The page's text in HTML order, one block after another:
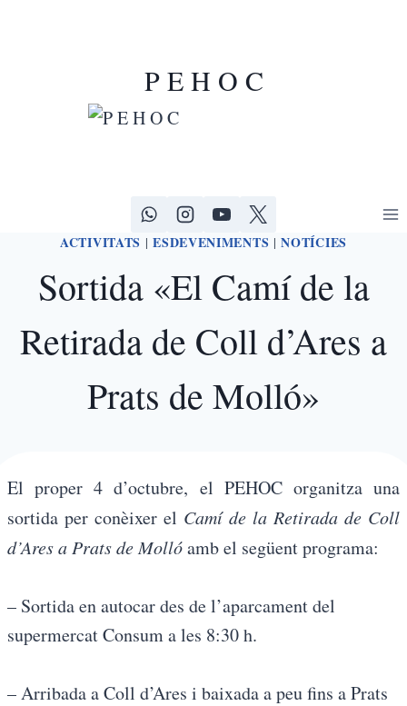
P E H O C
ACTIVITATS |ESDEVENIMENTS |NOTÍCIES
Sortida «El Camí de la
Retirada de Coll d’Ares a
Prats de Molló»
El proper 4 d’octubre, el PEHOC organitza una
sortida per conèixer el Camí de la Retirada de Coll
d’Ares a Prats de Mollóamb el següent programa:
– Sortida en autocar des de l’aparcament del
supermercat Consum a les 8:30 h.
– Arribada a Coll d’Ares i baixada a peu fins a Prats